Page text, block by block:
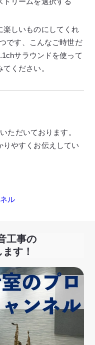
楽しいものにしてくれ
です、こんなご時世だ
サラウンドを使って
ください。
ただいております。
りやすくお伝えしてい
ル
工事の
す！